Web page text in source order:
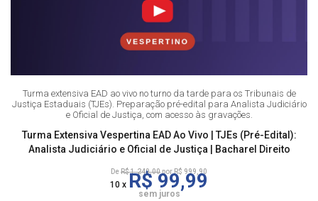
Turma extensiva EAD ao vivo no turno da tarde para os Tribunais de
Justiça Estaduais (TJEs). Preparação pré-edital para Analista Judiciário
e Oficial de Justiça, com acesso às gravações.
Turma Extensiva Vespertina EAD Ao Vivo | TJEs (Pré-Edital):
Analista Judiciário e Oficial de Justiça | Bacharel Direito
DeR$ 1.249,00 por R$ 999,90
10 x R$ 99,99
sem juros